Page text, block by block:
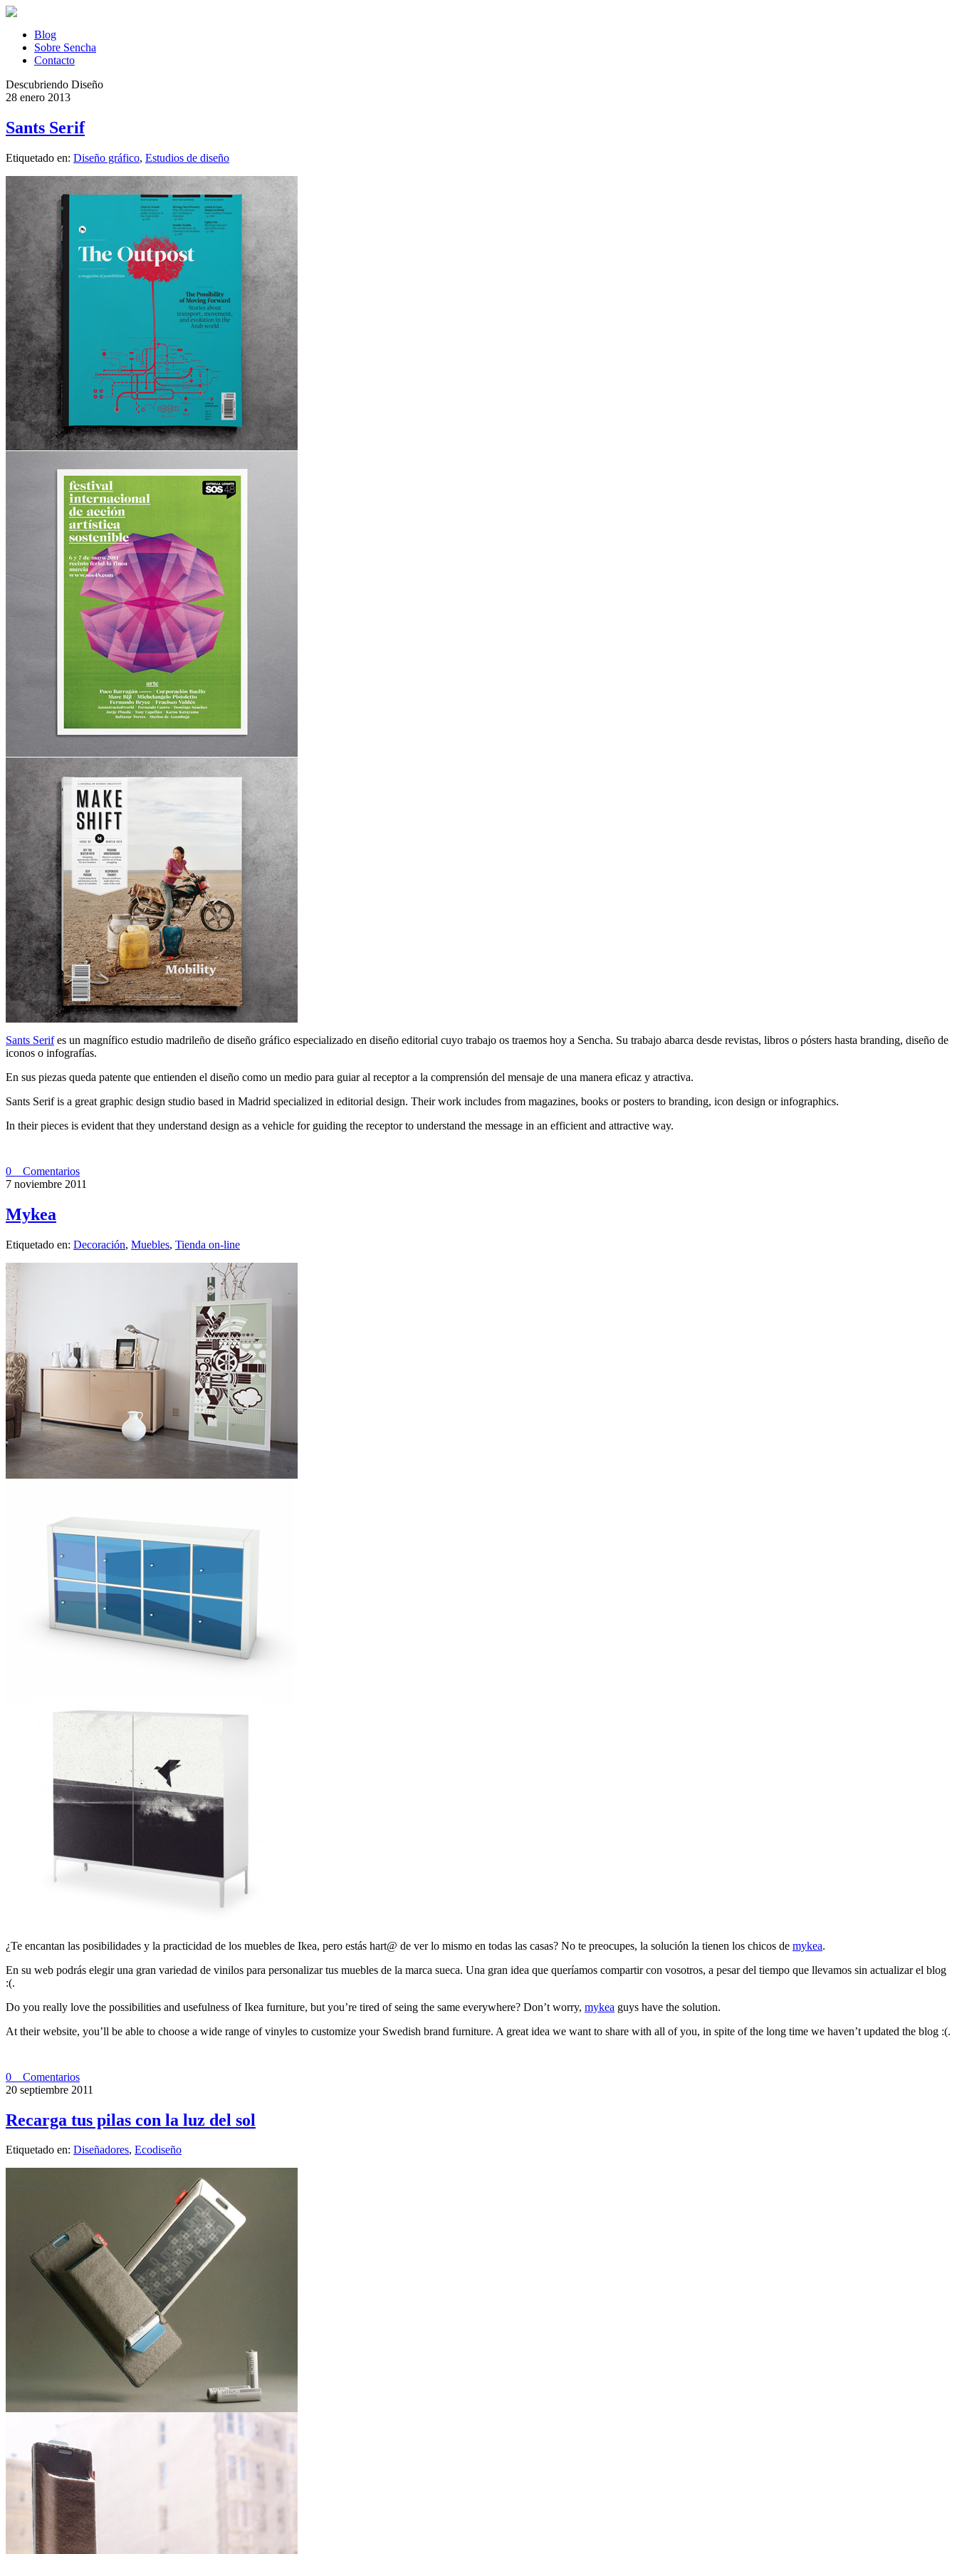
Blog
Sobre Sencha
Contacto
Descubriendo Diseño
28 enero 2013
Sants Serif
Etiquetado en: Diseño gráfico, Estudios de diseño
Sants Serifes un magnífico estudio madrileño de diseño gráfico especializado en diseño editorial cuyo trabajo os traemos hoy a Sencha. Su trabajo abarca desde revistas, libros o pósters hasta branding, diseño de
iconos o infografías.
En sus piezas queda patente que entienden el diseño como un medio para guiar al receptor a la comprensión del mensaje de una manera eficaz y atractiva.
Sants Serif is a great graphic design studio based in Madrid specialized in editorial design. Their work includes from magazines, books or posters to branding, icon design or infographics.
In their pieces is evident that they understand design as a vehicle for guiding the receptor to understand the message in an efficient and attractive way.
0 Comentarios
7 noviembre 2011
Mykea
Etiquetado en: Decoración, Muebles, Tienda on-line
¿Te encantan las posibilidades y la practicidad de los muebles de Ikea, pero estás hart@ de ver lo mismo en todas las casas? No te preocupes, la solución la tienen los chicos de mykea.
En su web podrás elegir una gran variedad de vinilos para personalizar tus muebles de la marca sueca. Una gran idea que queríamos compartir con vosotros, a pesar del tiempo que llevamos sin actualizar el blog
:(.
Do you really love the possibilities and usefulness of Ikea furniture, but you’re tired of seing the same everywhere? Don’t worry, mykea guys have the solution.
At their website, you’ll be able to choose a wide range of vinyles to customize your Swedish brand furniture. A great idea we want to share with all of you, in spite of the long time we haven’t updated the blog :(.
0 Comentarios
20 septiembre 2011
Recarga tus pilas con la luz del sol
Etiquetado en: Diseñadores, Ecodiseño